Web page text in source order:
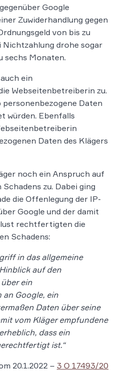
Google
Zuwiderhandlung gegen
von bis zu
Nichtzahlung drohe sogar
sechs Monaten.
ein
Webseitenbetreiberin zu.
personenbezogene Daten
würden. Ebenfalls
Daten des Klägers
noch ein Anspruch auf
zu. Dabei ging
die Offenlegung der IP-
Google und der damit
rechtfertigten die
Schadens:
in das allgemeine
auf den
ein
an Google, ein
Daten über seine
vom Kläger empfundene
dass ein
ist.“
20.1.2022 – 3 O 17493/20